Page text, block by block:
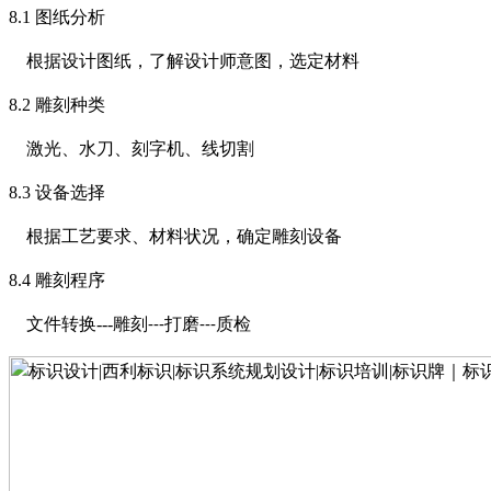
8.1 图纸分析
根据设计图纸，了解设计师意图，选定材料
8.2 雕刻种类
激光、水刀、刻字机、线切割
8.3 设备选择
根据工艺要求、材料状况，确定雕刻设备
8.4 雕刻程序
文件转换---雕刻 ---打磨---质检